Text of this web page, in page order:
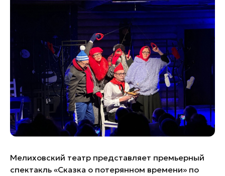
Банные комплексы
Горнолыжные клубы
Спецпроекты
Инвестиционный портал
Федоскинская фабрика
Пикник в Подмосковье
Золотое кольцо России
Войти
Инвесторам
природные территории
Мелиховский театр представляет премьерный
спектакль «Сказка о потерянном времени» по